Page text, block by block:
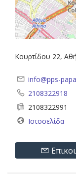
Κουρτίδου 22,
info@pps-
2108322918
2108322991
Ιστοσελίδα